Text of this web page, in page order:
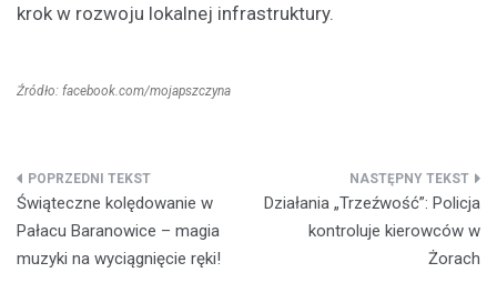
krok w rozwoju lokalnej infrastruktury.
Źródło: facebook.com/mojapszczyna
Nawigacja
wpisu
Świąteczne kolędowanie w
Pałacu Baranowice – magia
muzyki na wyciągnięcie ręki!
Działania „Trzeźwość”: Policja
kontroluje kierowców w
Żorach